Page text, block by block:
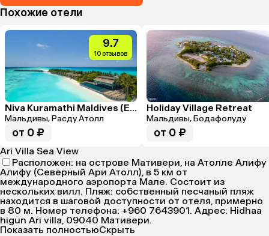
Похожие отели
9.7
10 отзывов
Niva Kuramathi Maldives (Ex.Kuramathi Maldives)
Мальдивы, Расду Атолл
от 0 ₽
Holiday Village Retreat
Мальдивы, Бодафолуду
от 0 ₽
Ari Villa Sea View
Расположен: на острове Мативери, на Атолле Алифу
Алифу (Северный Ари Атолл), в 5 км от
международного аэропорта Мале. Состоит из
нескольких вилл. Пляж: собственный песчаный пляж
находится в шаговой доступности от отеля, примерно
в 80 м. Номер телефона: +960 7643901. Адрес: Hidhaa
higun Ari villa, 09040 Мативери.
Показать полностьюСкрыть